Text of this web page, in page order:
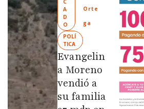
Ciudad
Limpia” en
colonias de
las …
A
D
O
POLÍ
TICA
Orte
ga
Evangelin
a Moreno
vendió a
su familia